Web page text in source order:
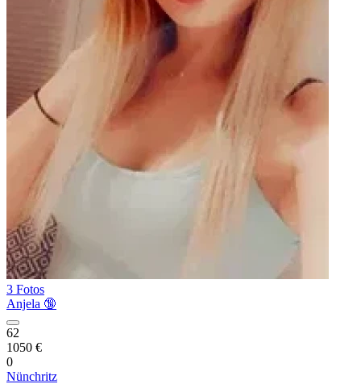
3 Fotos
Anjela 🔞
62
1050 €
0
Nünchritz